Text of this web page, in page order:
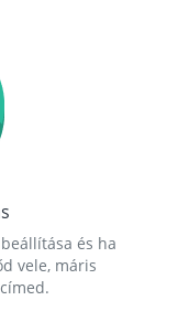
és ha
vele, máris